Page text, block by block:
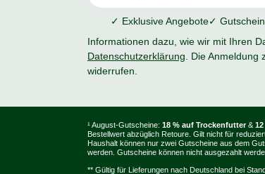
✓ Exklusive Angebote✓
Informationen dazu, wie wir mit Ihren
Datenschutzerklärung . Die
widerrufen.
¹ August-Gutscheine: 18 % auf Trockenfutter &
Bestellwert abzüglich Retoure. Gilt nicht für
Haushalt können nur zwei Gutscheine aus dem
werden. Gutscheine können nicht ausgezahlt
** Gültig für Lieferungen nach Deutschland bei